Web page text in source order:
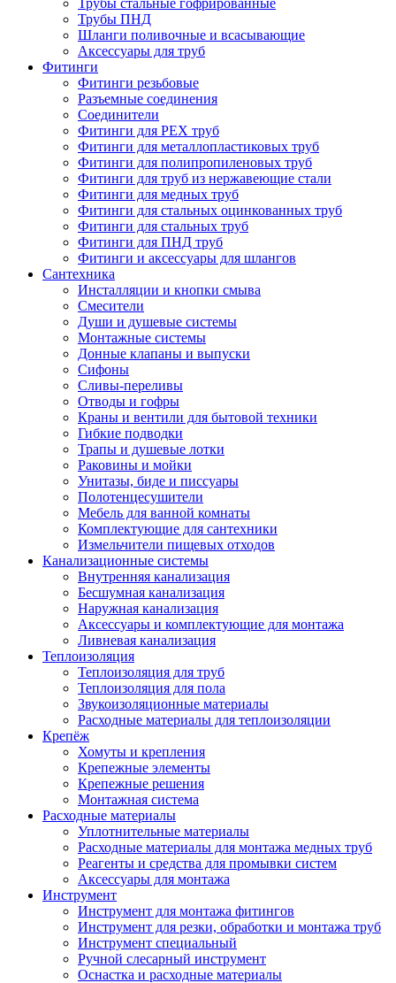
Трубы ПНД
Шланги поливочные и всасывающие
Аксессуары для труб
Фитинги
Фитинги резьбовые
Разъемные соединения
Соединители
Фитинги для PEX труб
Фитинги для металлопластиковых труб
Фитинги для полипропиленовых труб
Фитинги для труб из нержавеющие стали
Фитинги для медных труб
Фитинги для стальных оцинкованных труб
Фитинги для стальных труб
Фитинги для ПНД труб
Фитинги и аксессуары для шлангов
Сантехника
Инсталляции и кнопки смыва
Смесители
Души и душевые системы
Монтажные системы
Донные клапаны и выпуски
Сифоны
Сливы-переливы
Отводы и гофры
Краны и вентили для бытовой техники
Гибкие подводки
Трапы и душевые лотки
Раковины и мойки
Унитазы, биде и писсуары
Полотенцесушители
Мебель для ванной комнаты
Комплектующие для сантехники
Измельчители пищевых отходов
Канализационные системы
Внутренняя канализация
Бесшумная канализация
Наружная канализация
Аксессуары и комплектующие для монтажа
Ливневая канализация
Теплоизоляция
Теплоизоляция для труб
Теплоизоляция для пола
Звукоизоляционные материалы
Расходные материалы для теплоизоляции
Крепёж
Хомуты и крепления
Крепежные элементы
Крепежные решения
Монтажная система
Расходные материалы
Уплотнительные материалы
Расходные материалы для монтажа медных труб
Реагенты и средства для промывки систем
Аксессуары для монтажа
Инструмент
Инструмент для монтажа фитингов
Инструмент для резки, обработки и монтажа труб
Инструмент специальный
Ручной слесарный инструмент
Оснастка и расходные материалы